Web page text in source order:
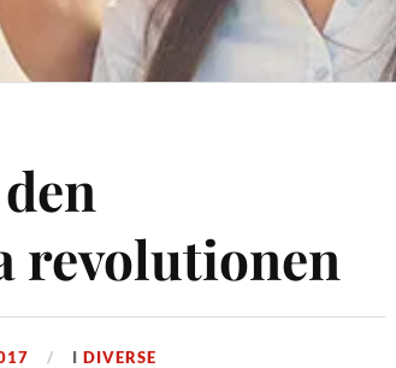
revolutionen
IDIVERSE